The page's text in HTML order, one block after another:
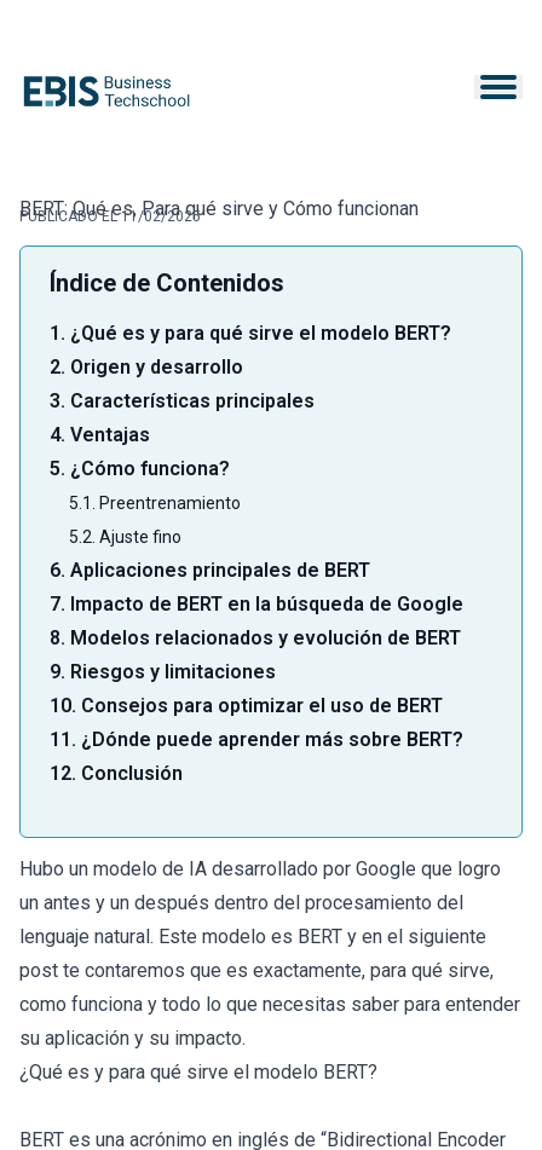
BERT: Qué es, Para qué sirve y Cómo funcionan
PUBLICADO EL 11/02/2025
Índice de Contenidos
1. ¿Qué es y para qué sirve el modelo BERT?
2. Origen y desarrollo
3. Características principales
4. Ventajas
5. ¿Cómo funciona?
5.1. Preentrenamiento
5.2. Ajuste fino
6. Aplicaciones principales de BERT
7. Impacto de BERT en la búsqueda de Google
8. Modelos relacionados y evolución de BERT
9. Riesgos y limitaciones
10. Consejos para optimizar el uso de BERT
11. ¿Dónde puede aprender más sobre BERT?
12. Conclusión
Hubo un modelo de IA desarrollado por Google que logro
un antes y un después dentro del procesamiento del
lenguaje natural. Este modelo es BERT y en el siguiente
post te contaremos que es exactamente, para qué sirve,
como funciona y todo lo que necesitas saber para entender
su aplicación y su impacto.
¿Qué es y para qué sirve el modelo BERT?
BERT es una acrónimo en inglés de “Bidirectional Encoder